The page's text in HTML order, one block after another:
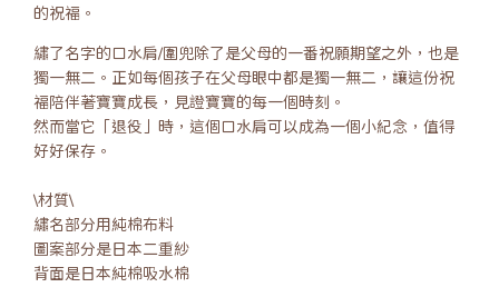
的祝福。
繡了名字的口水肩/圍兜除了是父母的一番祝願期望之外，也是
獨一無二。正如每個孩子在父母眼中都是獨一無二，讓這份祝
福陪伴著寶寶成長，見證寶寶的每一個時刻。
然而當它「退役」時，這個口水肩可以成為一個小紀念，值得
好好保存。
\材質\
繡名部分用純棉布料
圖案部分是日本二重紗
背面是日本純棉吸水棉